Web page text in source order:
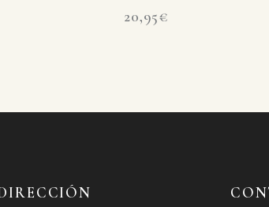
20,95€